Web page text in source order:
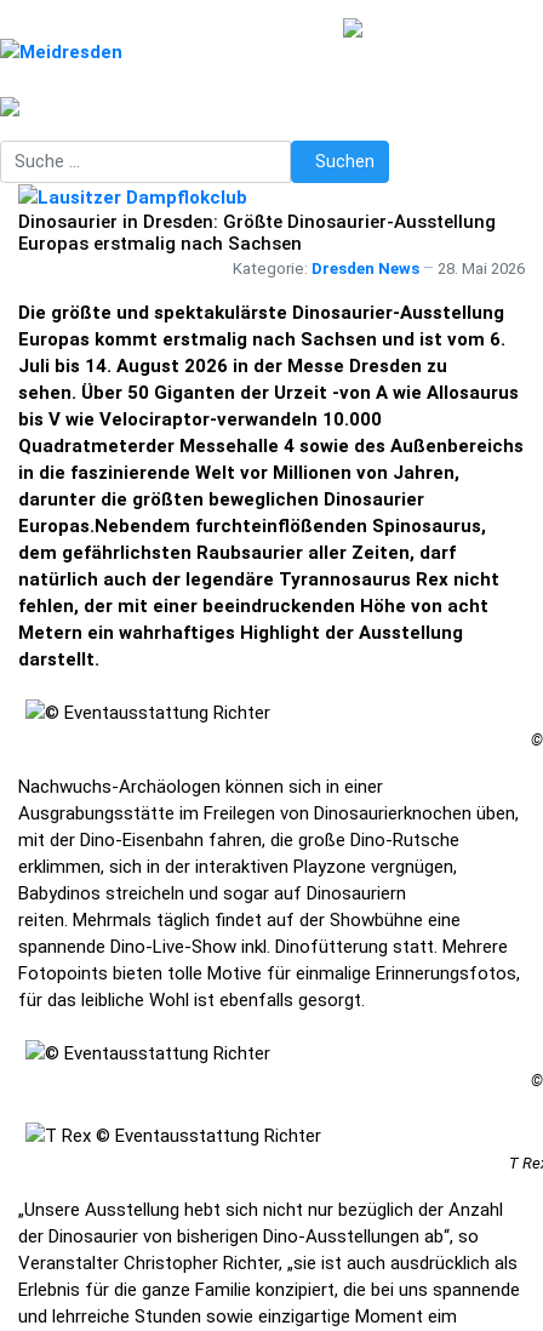
Suchen Suchen
Dinosaurier in Dresden: Größte Dinosaurier-Ausstellung
Europas erstmalig nach Sachsen
Kategorie: Dresden News 28. Mai 2026
Die größte und spektakulärste Dinosaurier-Ausstellung
Europas kommt erstmalig nach Sachsen und ist vom 6.
Juli bis 14. August 2026 in der Messe Dresden zu
sehen. Über 50 Giganten der Urzeit -von A wie Allosaurus
bis V wie Velociraptor-verwandeln 10.000
Quadratmeterder Messehalle 4 sowie des Außenbereichs
in die faszinierende Welt vor Millionen von Jahren,
darunter die größten beweglichen Dinosaurier
Europas.Nebendem furchteinflößenden Spinosaurus,
dem gefährlichsten Raubsaurier aller Zeiten, darf
natürlich auch der legendäre Tyrannosaurus Rex nicht
fehlen, der mit einer beeindruckenden Höhe von acht
Metern ein wahrhaftiges Highlight der Ausstellung
darstellt.
©
Nachwuchs-Archäologen können sich in einer
Ausgrabungsstätte im Freilegen von Dinosaurierknochen üben,
mit der Dino-Eisenbahn fahren, die große Dino-Rutsche
erklimmen, sich in der interaktiven Playzone vergnügen,
Babydinos streicheln und sogar auf Dinosauriern
reiten. Mehrmals täglich findet auf der Showbühne eine
spannende Dino-Live-Show inkl. Dinofütterung statt. Mehrere
Fotopoints bieten tolle Motive für einmalige Erinnerungsfotos,
für das leibliche Wohl ist ebenfalls gesorgt.
©
T
„Unsere Ausstellung hebt sich nicht nur bezüglich der Anzahl
der Dinosaurier von bisherigen Dino-Ausstellungen ab“, so
Veranstalter Christopher Richter, „sie ist auch ausdrücklich als
Erlebnis für die ganze Familie konzipiert, die bei uns spannende
und lehrreiche Stunden sowie einzigartige Moment eim